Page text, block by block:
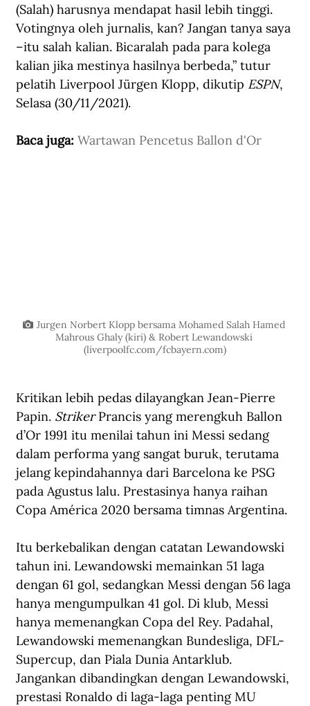
(Salah) harusnya mendapat hasil lebih tinggi.
Votingnya oleh jurnalis, kan? Jangan tanya saya
–itu salah kalian. Bicaralah pada para kolega
kalian jika mestinya hasilnya berbeda,” tutur
pelatih Liverpool Jürgen Klopp, dikutip ESPN,
Selasa (30/11/2021).
Baca juga: Wartawan Pencetus Ballon d'Or
Jurgen Norbert Klopp bersama Mohamed Salah Hamed
Mahrous Ghaly (kiri) & Robert Lewandowski
(liverpoolfc.com/fcbayern.com)
Kritikan lebih pedas dilayangkan Jean-Pierre
Papin. Striker Prancis yang merengkuh Ballon
d’Or 1991 itu menilai tahun ini Messi sedang
dalam performa yang sangat buruk, terutama
jelang kepindahannya dari Barcelona ke PSG
pada Agustus lalu. Prestasinya hanya raihan
Copa América 2020 bersama timnas Argentina.
Itu berkebalikan dengan catatan Lewandowski
tahun ini. Lewandowski memainkan 51 laga
dengan 61 gol, sedangkan Messi dengan 56 laga
hanya mengumpulkan 41 gol. Di klub, Messi
hanya memenangkan Copa del Rey. Padahal,
Lewandowski memenangkan Bundesliga, DFL-
Supercup, dan Piala Dunia Antarklub.
Jangankan dibandingkan dengan Lewandowski,
prestasi Ronaldo di laga-laga penting MU